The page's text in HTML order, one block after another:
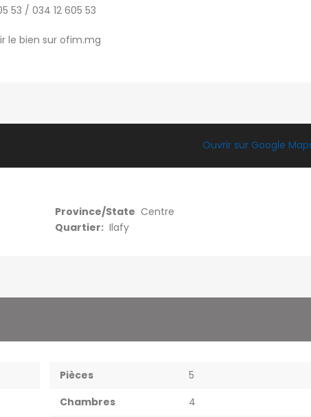
53 / 034 12 605 53
le bien sur ofim.mg
Province/State Centre
Quartier: Ilafy
Ouvrir sur Google
Pièces
5
Chambres
4